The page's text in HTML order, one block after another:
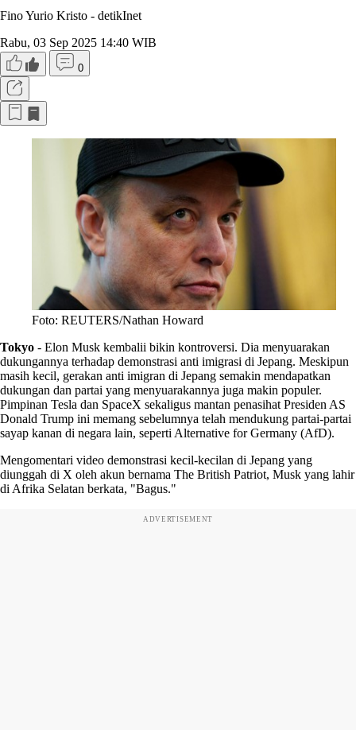
Fino Yurio Kristo - detikInet
Rabu, 03 Sep 2025 14:40 WIB
0
Foto: REUTERS/Nathan Howard
Tokyo - Elon Musk kembalii bikin kontroversi. Dia menyuarakan
dukungannya terhadap demonstrasi anti imigrasi di Jepang. Meskipun
masih kecil, gerakan anti imigran di Jepang semakin mendapatkan
dukungan dan partai yang menyuarakannya juga makin populer.
Pimpinan Tesla dan SpaceX sekaligus mantan penasihat Presiden AS
Donald Trump ini memang sebelumnya telah mendukung partai-partai
sayap kanan di negara lain, seperti Alternative for Germany (AfD).
Mengomentari video demonstrasi kecil-kecilan di Jepang yang
diunggah di X oleh akun bernama The British Patriot, Musk yang lahir
di Afrika Selatan berkata, "Bagus."
ADVERTISEMENT